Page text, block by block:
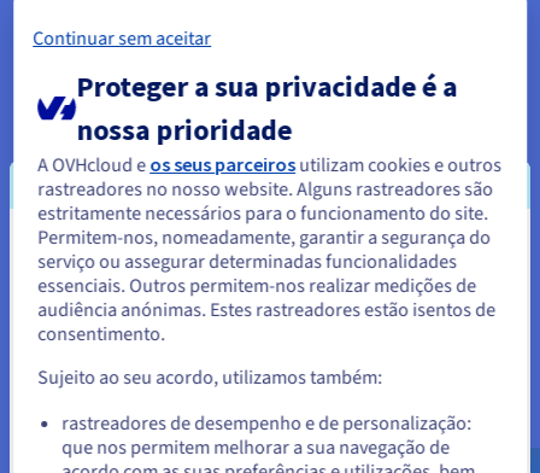
Ver OVHcloud x Kilo Código CLI
Shell AI by OVHcloud
O seu assistente de programação OVHcloud no seu
Parece que está localizado em
Estados Unidos.
Para encomendar a partir de Estados Unidos, terá de consultar e
Aceder ao website do Estados Unidos
us.ovhcloud.com/
Inglês USD - $
Continuar sem aceitar
Proteger a sua privacidade é a
nossa prioridade
A OVHcloud e os seus parceirosutilizam cookies e outros
rastreadores no nosso website. Alguns rastreadores são
estritamente necessários para o funcionamento do site.
Permitem-nos, nomeadamente, garantir a segurança do
serviço ou assegurar determinadas funcionalidades
essenciais. Outros permitem-nos realizar medições de
audiência anónimas. Estes rastreadores estão isentos de
consentimento.
Sujeito ao seu acordo, utilizamos também:
rastreadores de desempenho e de personalização:
que nos permitem melhorar a sua navegação de